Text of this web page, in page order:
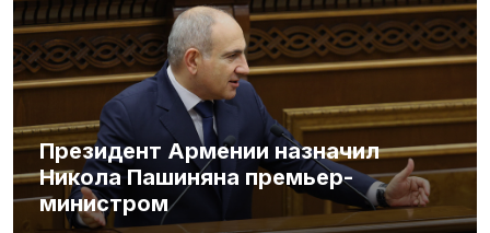
Президент Армении назначил
Никола Пашиняна премьер-
министром